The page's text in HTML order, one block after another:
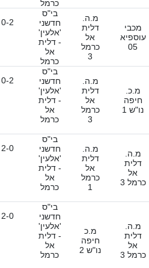
כרמל
מכבי
עוספיא
05
מ.ה.
דלית
אל
כרמל
3
בי"ס
חדשני
'אלעין'
- דלית
אל
כרמל
0-2
מ.כ.
חיפה
נו"ש 1
מ.ה.
דלית
אל
כרמל
3
בי"ס
חדשני
'אלעין'
- דלית
אל
כרמל
0-2
מ.ה.
דלית
אל
כרמל 3
מ.ה.
דלית
אל
כרמל
1
בי"ס
חדשני
'אלעין'
- דלית
אל
כרמל
2-0
מ.ה.
דלית
אל
כרמל 3
מ.כ
חיפה
נו"ש 2
בי"ס
חדשני
'אלעין'
- דלית
אל
כרמל
2-0